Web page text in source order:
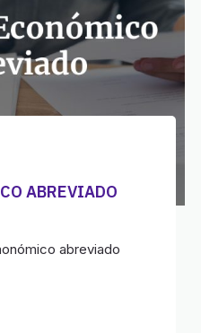
ABREVIADO
abreviado